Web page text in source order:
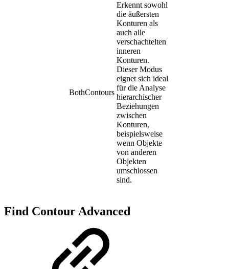
BothContours
Erkennt sowohl
die äußersten
Konturen als
auch alle
verschachtelten
inneren
Konturen.
Dieser Modus
eignet sich ideal
für die Analyse
hierarchischer
Beziehungen
zwischen
Konturen,
beispielsweise
wenn Objekte
von anderen
Objekten
umschlossen
sind.
Find Contour Advanced